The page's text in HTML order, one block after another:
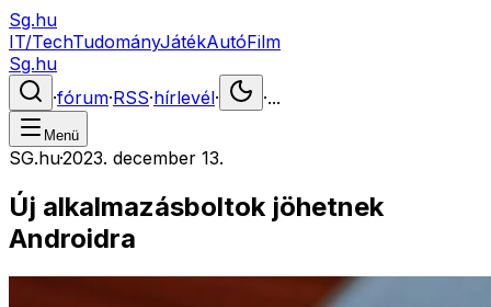
Sg.hu
IT/TechTudományJátékAutóFilm
Sg.hu
·fórum·RSS·hírlevél· ·...
Menü
SG.hu·2023. december 13.
Új alkalmazásboltok jöhetnek
Androidra